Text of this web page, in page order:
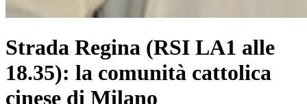
Strada Regina (RSI LA1 alle
18.35): la comunità cattolica
cinese di Milano